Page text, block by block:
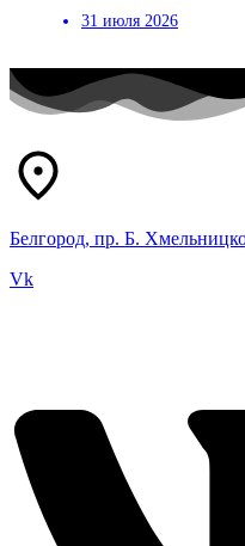
31 июля 2026
Белгород, пр. Б.
Vk